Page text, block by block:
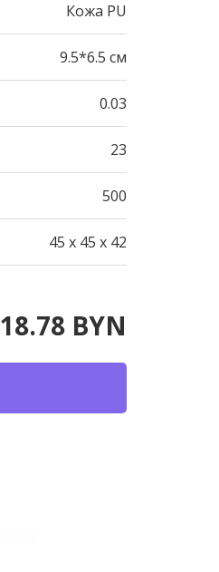
Кожа PU
9.5*6.5 см
0.03
23
500
45 x 45 x 42
18.78 BYN